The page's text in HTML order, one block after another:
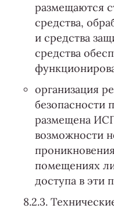
размещаются
средства,
и средства
средства
организация
безопасности
размещена
возможности
помещениях
доступа в эти
8.2.3.